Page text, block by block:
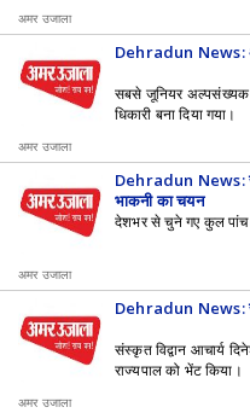
अमर उजाला
Dehradun News:
सबसे जूनियर अल्पसंख्यक
धिकारी बना दिया गया।
अमर उजाला
Dehradun News:
भाकुनी का चयन
देशभर से चुने गए कुल पांच
अमर उजाला
Dehradun News:
संस्कृत विद्वान आचार्य
राज्यपाल को भेंट किया।
अमर उजाला